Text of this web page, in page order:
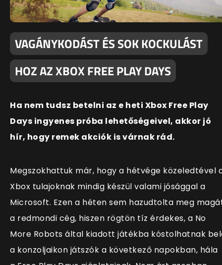
VAGÁNYKODÁST ÉS SOK KOCKULÁST
HOZ AZ XBOX FREE PLAY DAYS
Ha nem tudsz betelni az e heti Xbox Free Play
Days ingyenes próba lehetőségeivel, akkor jó
hír, hogy remek akciók is várnak rád.
Megszokhattuk már, hogy a hétvége közeledtével
Xbox tulajoknak mindig készül valami jósággal a
Microsoft. Ezen a héten sem hazudtolta meg
a redmondi cég, hiszen rögtön tíz érdekes, a No
More Robots által kiadott játékba kóstolhatnak
a konzoljaikon játszók a következő napokban, hála